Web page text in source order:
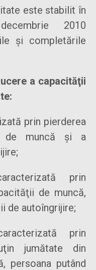
este stabilit în
2010
și completările
a capacităţii
prin pierderea
de muncă şi a
prin
de muncă,
de autoîngrijire;
prin
jumătate din
persoana putând